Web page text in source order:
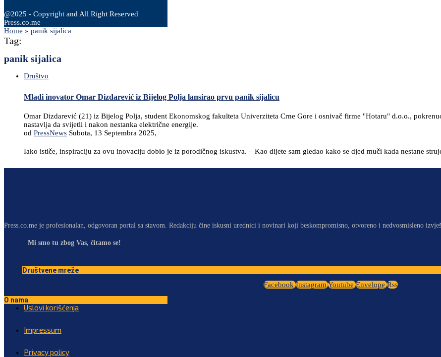
@2025 - Copyright and All Right Reserved
Press.co.me
Home » panik sijalica
Tag:
panik sijalica
Društvo
Mladi inovator Omar Dizdarević iz Bijelog Polja lansirao prvu panik sijalicu
Omar Dizdarević (21) iz Bijelog Polja, student Ekonomskog fakulteta Univerziteta Crne Gore i osnivač firme "Hotaru" d.o.o.,
nastavlja da svijetli i nakon nestanka električne energije.
od PressNews Subota, 13 Septembra 2025,
Iako ističe, inspiraciju za ovu inovaciju dobio je iz porodičnog iskustva. – Kao dijete sam gledao kako se djed muči kada nestane
Press.co.me je profesionalan, odgovoran portal sa stavom. Redakciju čine iskusni urednici i novinari koji beskompromisno, otvoreno i nedvosmisleno
Mi smo tu zbog Vas, čitamo se!
Društvene mreže
Facebook Instagram Youtube Envelope Rss
O nama
Uslovi korišćenja
Impressum
Privacy policy